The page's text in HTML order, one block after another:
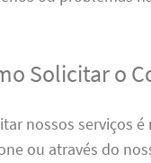
Solicitar o
nossos serviços
ou através do